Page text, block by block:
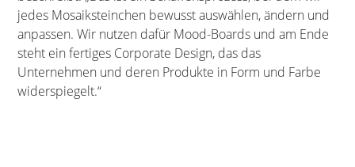
jedes Mosaiksteinchen bewusst auswählen, ändern und
anpassen. Wir nutzen dafür Mood-Boards und am Ende
steht ein fertiges Corporate Design, das das
Unternehmen und deren Produkte in Form und Farbe
widerspiegelt.“